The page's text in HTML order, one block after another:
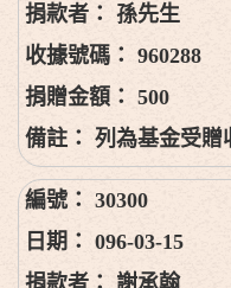
孫先生
960288
500
列為基金受贈
30300
096-03-15
謝承翰